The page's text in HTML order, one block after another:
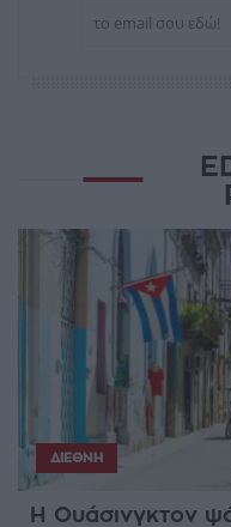
ΔΙΕΘΝΉ
Η Ουάσινγκτον